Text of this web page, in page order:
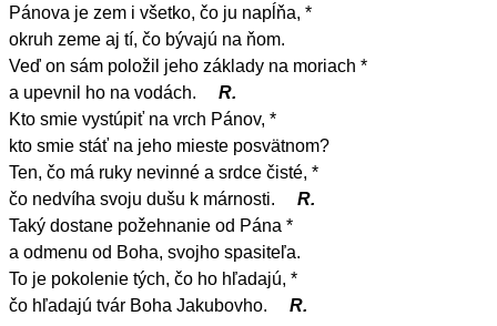
Pánova je zem i všetko, čo ju napĺňa, *
okruh zeme aj tí, čo bývajú na ňom.
Veď on sám položil jeho základy na moriach *
a upevnil ho na vodách.
R.
Kto smie vystúpiť na vrch Pánov, *
kto smie stáť na jeho mieste posvätnom?
Ten, čo má ruky nevinné a srdce čisté, *
čo nedvíha svoju dušu k márnosti.
R.
Taký dostane požehnanie od Pána *
a odmenu od Boha, svojho spasiteľa.
To je pokolenie tých, čo ho hľadajú, *
čo hľadajú tvár Boha Jakubovho.
R.